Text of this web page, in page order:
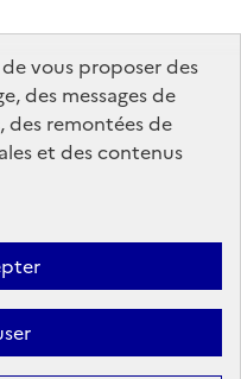
vous proposer des
des messages de
des remontées de
et des contenus